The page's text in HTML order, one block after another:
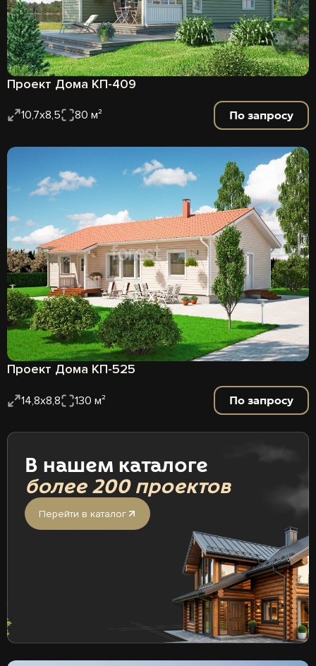
Проект Дома КП-409
10,7х8,5 80 м² По запросу
Проект Дома КП-525
14,8х8,8 130 м² По запросу
В нашем каталоге
более 200 проектов
Перейти в каталог